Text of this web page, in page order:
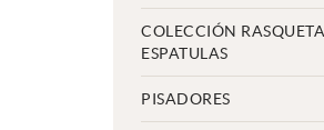
COLECCIÓN
ESPATULAS
PISADORES